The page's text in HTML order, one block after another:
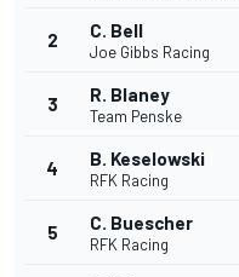
2 C. Bell
Joe Gibbs Racing
3 R. Blaney
Team Penske
4 B. Keselowski
RFK Racing
5 C. Buescher
RFK Racing